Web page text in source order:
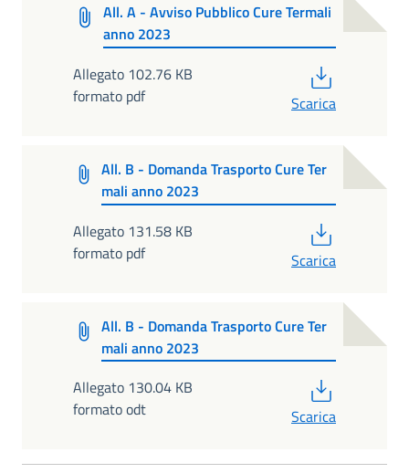
All. A - Avviso Pubblico Cure Termali
anno 2023
Allegato 102.76 KB
formato pdf
Scarica
All. B - Domanda Trasporto Cure Ter
mali anno 2023
Allegato 131.58 KB
formato pdf
Scarica
All. B - Domanda Trasporto Cure Ter
mali anno 2023
Allegato 130.04 KB
formato odt
Scarica